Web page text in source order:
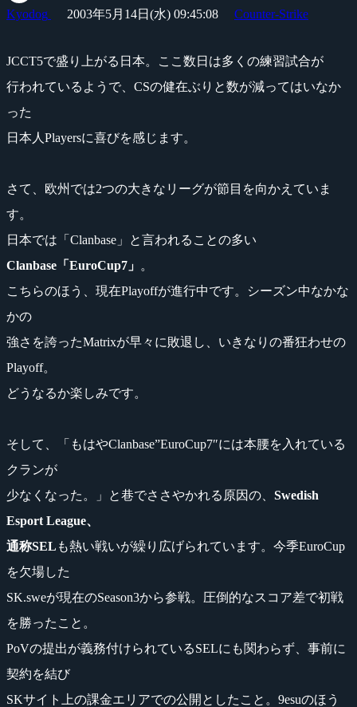
Kyodog 2003年5月14日(水) 09:45:08 Counter-Strike
JCCT5で盛り上がる日本。ここ数日は多くの練習試合が
行われているようで、CSの健在ぶりと数が減ってはいなか
った
日本人Playersに喜びを感じます。
さて、欧州では2つの大きなリーグが節目を向かえていま
す。
日本では「Clanbase」と言われることの多い
Clanbase「EuroCup7」 。
こちらのほう、現在Playoffが進行中です。シーズン中なかな
かの
強さを誇ったMatrixが早々に敗退し、いきなりの番狂わせの
Playoff。
どうなるか楽しみです。
そして、「もはやClanbase”EuroCup7″には本腰を入れている
クランが
少なくなった。」と巷でささやかれる原因の、 Swedish
Esport League、
通称SEL も熱い戦いが繰り広げられています。今季EuroCup
を欠場した
SK.sweが現在のSeason3から参戦。圧倒的なスコア差で初戦
を勝ったこと。
PoVの提出が義務付けられているSELにも関わらず、事前に
契約を結び
SKサイト上の課金エリアでの公開としたこと。9esuのほう